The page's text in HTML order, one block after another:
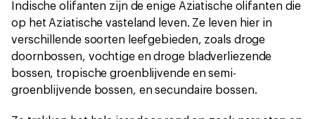
Indische olifanten zijn de enige Aziatische olifanten die
op het Aziatische vasteland leven. Ze leven hier in
verschillende soorten leefgebieden, zoals droge
doornbossen, vochtige en droge bladverliezende
bossen, tropische groenblijvende en semi-
groenblijvende bossen, en secundaire bossen.